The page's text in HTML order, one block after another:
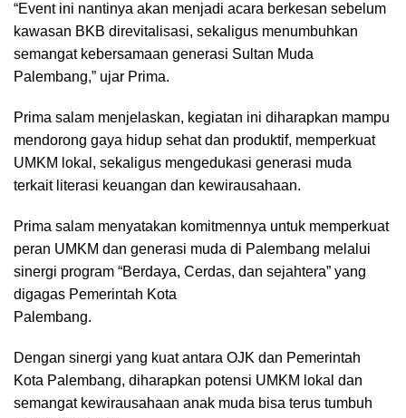
“Event ini nantinya akan menjadi acara berkesan sebelum
kawasan BKB direvitalisasi, sekaligus menumbuhkan
semangat kebersamaan generasi Sultan Muda
Palembang,” ujar Prima.
Prima salam menjelaskan, kegiatan ini diharapkan mampu
mendorong gaya hidup sehat dan produktif, memperkuat
UMKM lokal, sekaligus mengedukasi generasi muda
terkait literasi keuangan dan kewirausahaan.
Prima salam menyatakan komitmennya untuk memperkuat
peran UMKM dan generasi muda di Palembang melalui
sinergi program “Berdaya, Cerdas, dan sejahtera” yang
digagas Pemerintah Kota
Palembang.
Dengan sinergi yang kuat antara OJK dan Pemerintah
Kota Palembang, diharapkan potensi UMKM lokal dan
semangat kewirausahaan anak muda bisa terus tumbuh